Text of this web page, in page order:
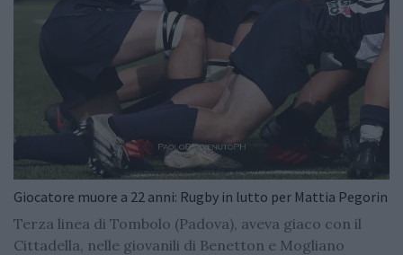
Giocatore muore a 22 anni: Rugby in lutto per Mattia Pegorin
Terza linea di Tombolo (Padova), aveva giaco con il
Cittadella, nelle giovanili di Benetton e Mogliano